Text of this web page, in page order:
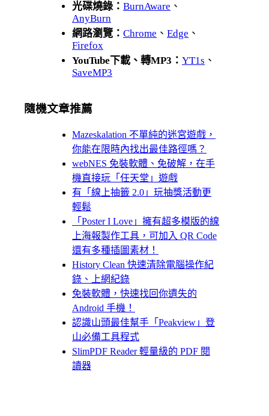
光碟燒錄： BurnAware 、
AnyBurn
網路瀏覽： Chrome 、 Edge 、
Firefox
YouTube下載、轉MP3： YT1s 、
SaveMP3
隨機文章推薦
Mazeskalation 不單純的迷宮遊戲，
你能在限時內找出最佳路徑嗎？
webNES 免裝軟體、免破解，在手
機直接玩「任天堂」遊戲
有「線上抽籤 2.0」玩抽獎活動更
輕鬆
「Poster I Love」擁有超多模版的線
上海報製作工具，可加入 QR Code
還有多種插圖素材！
History Clean 快速清除電腦操作紀
錄、上網紀錄
免裝軟體，快速找回你遺失的
Android 手機！
認識山頭最佳幫手「Peakview」登
山必備工具程式
SlimPDF Reader 輕量級的 PDF 閱
讀器